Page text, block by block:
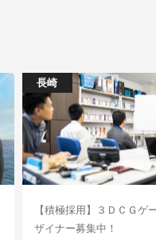
長崎
【積極採用】３ＤＣＧゲ
ザイナー募集中！